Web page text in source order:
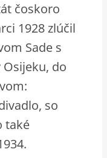
čoskoro
1928 zlúčil
Sade s
do
so
také